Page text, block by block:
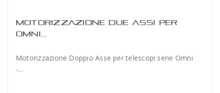
MOTORIZZAZIONE DUE ASSI PER
OMNI...
Motorizzazione Doppio Asse per telescopi serie Omni
-...